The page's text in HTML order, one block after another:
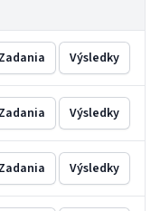
Zadania Výsledky
Zadania Výsledky
Zadania Výsledky